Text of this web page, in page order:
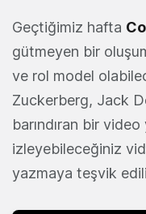
Geçtiğimiz hafta
gütmeyen bir
ve rol model
Zuckerberg, Jack
barındıran bir video
izleyebileceğiniz
yazmaya teşvik